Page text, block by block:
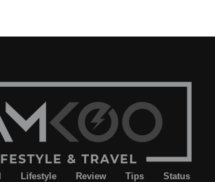
Lifestyle Review Tips Status